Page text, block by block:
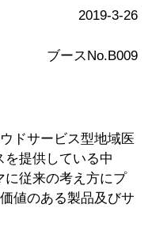
2019-3-26
ブースNo.B009
ドサービス型地域医
提供している中
に従来の考え方にプ
値のある製品及びサ